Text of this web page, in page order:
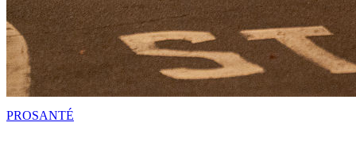
PROSANTÉ